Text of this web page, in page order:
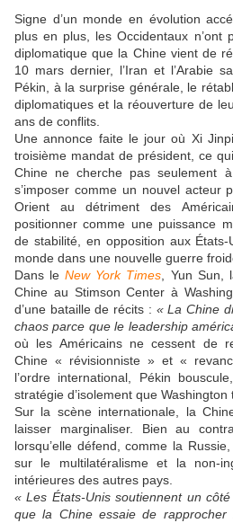
Signe d’un monde en évolution
plus en plus, les Occidentaux n’ont
diplomatique que la Chine vient de
10 mars dernier, l’Iran et l’Arabie
Pékin, à la surprise générale, le
diplomatiques et la réouverture de
ans de conflits.
Une annonce faite le jour où Xi
troisième mandat de président, ce
Chine ne cherche pas seulement
s’imposer comme un nouvel acteur
Orient au détriment des
positionner comme une puissance
de stabilité, en opposition aux États-
monde dans une nouvelle guerre
Dans leNew York Times , Yun
Chine au Stimson Center à
d’une bataille de récits : « La Chine
chaos parce que le leadership
où les Américains ne cessent de
Chine « révisionniste » et «
l’ordre international, Pékin
stratégie d’isolement que Washington
Sur la scène internationale, la
laisser marginaliser. Bien au
lorsqu’elle défend, comme la
sur le multilatéralisme et la non-
intérieures des autres pays.
« Les États-Unis soutiennent un
que la Chine essaie de